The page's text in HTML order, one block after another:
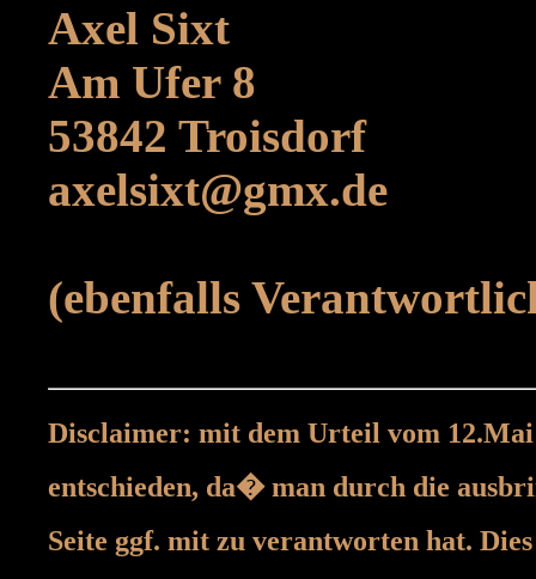
Axel Sixt
Am Ufer 8
53842 Troisdorf
axelsixt@gmx.de
(ebenfalls
Disclaimer: mit dem Urteil vom
entschieden, da� man durch die
Seite ggf. mit zu verantworten hat.